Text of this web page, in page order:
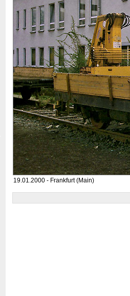
19.01.2000 - Frankfurt (Main)